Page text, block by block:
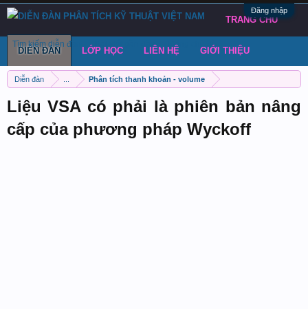
Đăng nhập
Diễn đàn Phân tích thanh khoản - volume
Liệu VSA có phải là phiên bản nâng
cấp của phương pháp Wyckoff
TRANG CHỦ
DIỄN ĐÀN
Tìm kiếm diễn đàn Bài viết gần đây Đăng chủ đề
LỚP HỌC LIÊN HỆ GIỚI THIỆU